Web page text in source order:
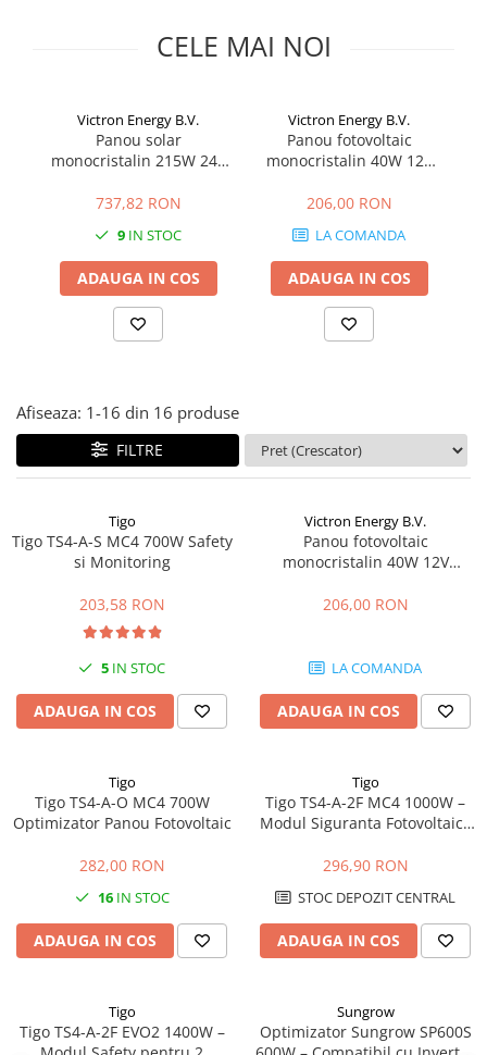
SBR battery
Structura acoperis tigla
Structura acoperis tabla
Structura acoperis plat
IBC Top Fix 200
K2-Systems GmbH
Accesorii
Backup Switch
Conectica
Conectica IEC
Convertor DC-DC
Meteocontrol
Monitorizare
Power analyzer
Smart Meter
Statii de reincarcare
Accesorii cabluri
Alte accesorii
Papuci si mufe
CELE MAI NOI
Victron Energy B.V.
Panou solar
monocristalin 215W 24V
737,82 RON
9 IN STOC
ADAUGA IN COS
Victron Energy B.V.
Panou fotovoltaic
monocristalin 40W 12V
206,00 RON
LA COMANDA
ADAUGA IN COS
Afiseaza: 1-16 din 16 produse
FILTRE
Tigo
Tigo TS4-A-S MC4 700W Safety
si Monitoring
203,58 RON
5 IN STOC
ADAUGA IN COS
Victron Energy B.V.
Panou fotovoltaic
monocristalin 40W 12V
206,00 RON
LA COMANDA
ADAUGA IN COS
Tigo
Tigo TS4-A-O MC4 700W
Optimizator Panou Fotovoltaic
282,00 RON
16IN STOC
ADAUGA IN COS
Tigo
Tigo TS4-A-2F MC4 1000W –
Modul Siguranta Fotovoltaica
296,90 RON
STOC DEPOZIT CENTRAL
ADAUGA IN COS
Tigo
Tigo TS4-A-2F EVO2 1400W –
Sungrow
Optimizator Sungrow SP600S